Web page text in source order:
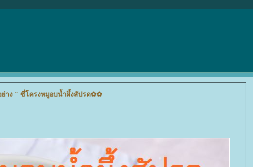
ย่าง " ซี่โครงหมูอบน้ำผึ้งสัปรด✿✿